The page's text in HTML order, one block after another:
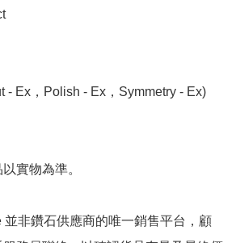
- Ex，Polish - Ex，Symmetry - Ex)
實物為準。
並非鑽石供應商的唯一銷售平台，顧